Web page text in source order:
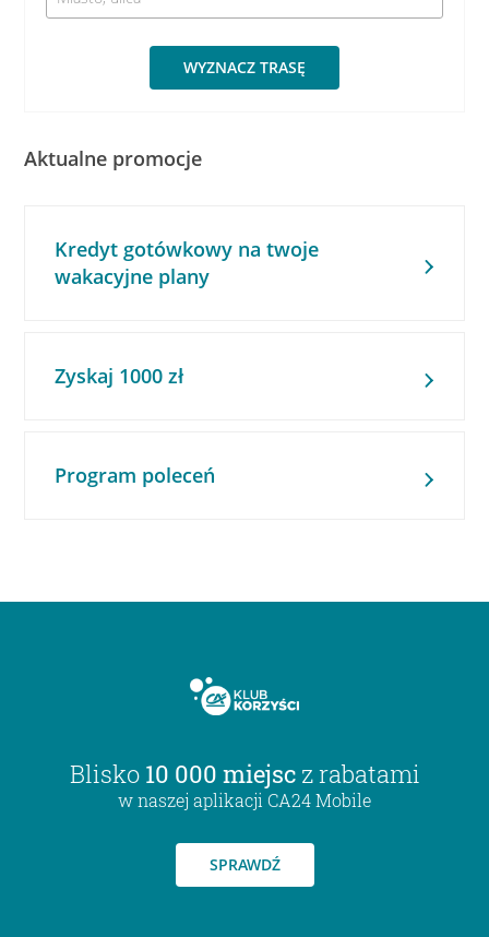
WYZNACZ TRASĘ
Aktualne promocje
Kredyt gotówkowy na twoje
wakacyjne plany
Zyskaj 1000 zł
Program poleceń
Blisko 10 000 miejsc z rabatami
w naszej aplikacji CA24 Mobile
SPRAWDŹ